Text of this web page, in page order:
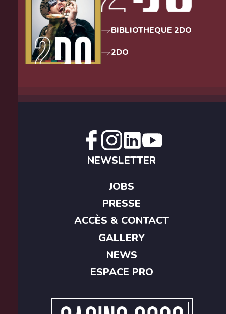
BIBLIOTHEQUE 2DO
2DO
NEWSLETTER
JOBS
PRESSE
ACCÈS & CONTACT
GALLERY
NEWS
ESPACE PRO